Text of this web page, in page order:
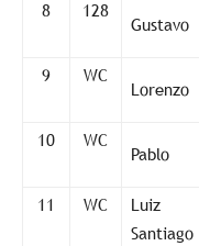
8 128
Gustavo
9 WC
Lorenzo
10 WC
Pablo
11 WC
Luiz
Santiago